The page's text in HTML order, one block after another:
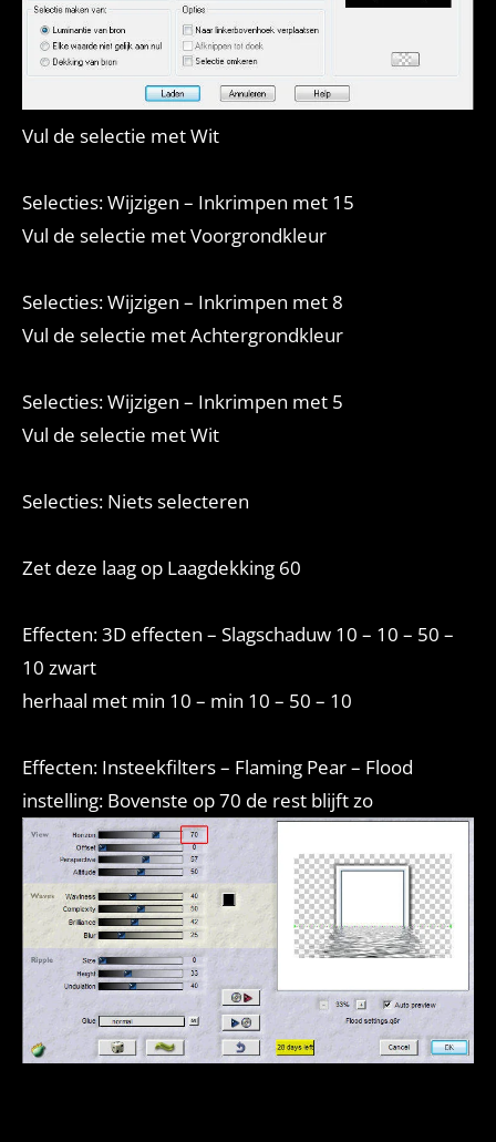
Vul de selectie met Wit
Selecties: Wijzigen – Inkrimpen met 15
Vul de selectie met Voorgrondkleur
Selecties: Wijzigen – Inkrimpen met 8
Vul de selectie met Achtergrondkleur
Selecties: Wijzigen – Inkrimpen met 5
Vul de selectie met Wit
Selecties: Niets selecteren
Zet deze laag op Laagdekking 60
Effecten: 3D effecten – Slagschaduw 10 – 10 – 50 –
10 zwart
herhaal met min 10 – min 10 – 50 – 10
Effecten: Insteekfilters – Flaming Pear – Flood
instelling: Bovenste op 70 de rest blijft zo